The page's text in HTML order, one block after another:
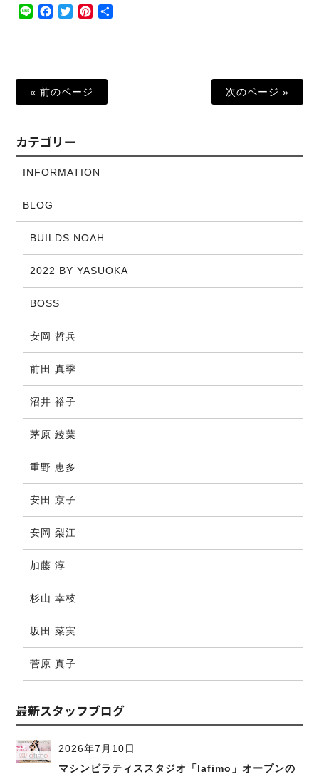
Line Facebook
TwitterPinterest
« 前のページ 次のページ »
カテゴリー
INFORMATION
BLOG
BUILDS NOAH
2022 BY YASUOKA
BOSS
安岡 哲兵
前田 真季
沼井 裕子
茅原 綾葉
重野 恵多
安田 京子
安岡 梨江
加藤 淳
杉山 幸枝
坂田 菜実
菅原 真子
最新スタッフブログ
2026年7月10日
マシンピラティススタジオ「lafimo」オープンの